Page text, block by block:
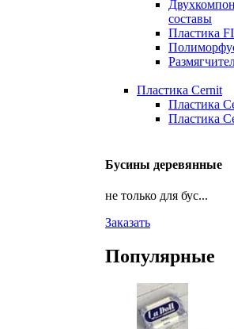
составы
Пластика
Пластика Cernit
Пластика
Пластика
Бусины деревянные
не только для бус...
Заказать
Популярные